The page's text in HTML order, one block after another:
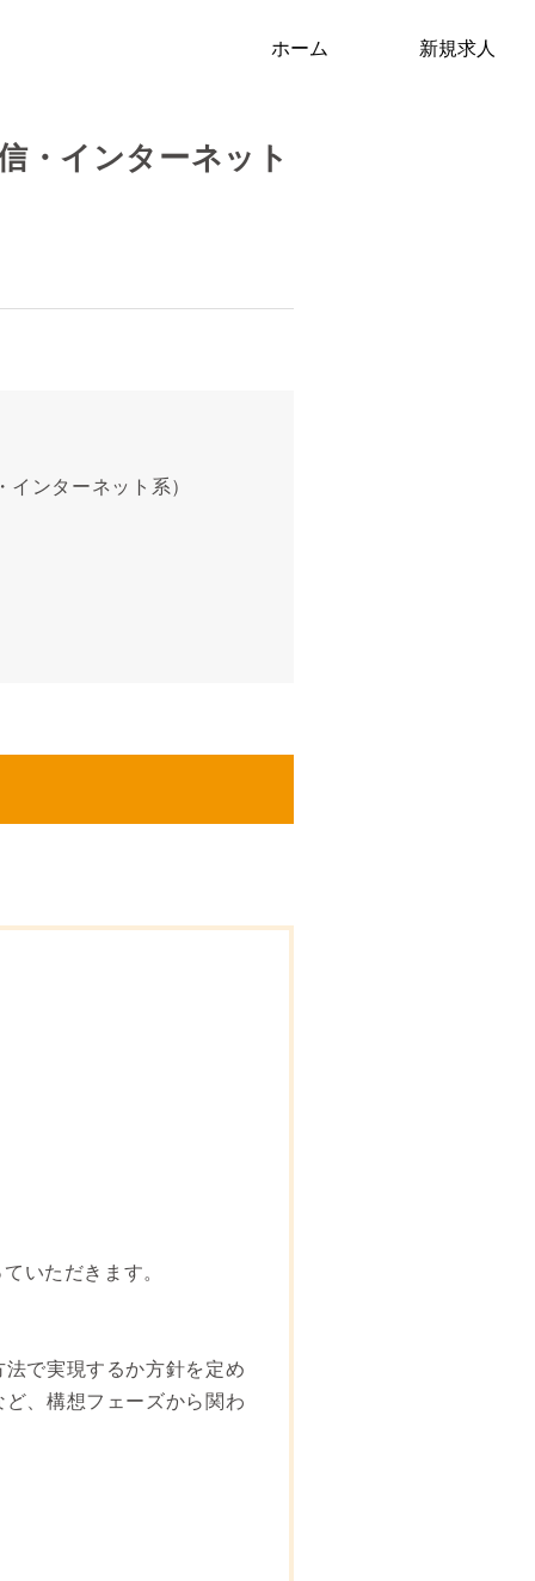
ホーム 新規求人
・インターネット
ンターネット系）
いただきます。
で実現するか方針を定め
、構想フェーズから関わ